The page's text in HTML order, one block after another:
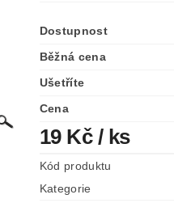
Dostupnost
Běžná cena
Ušetříte
Cena
19 Kč / ks
Kód produktu
Kategorie